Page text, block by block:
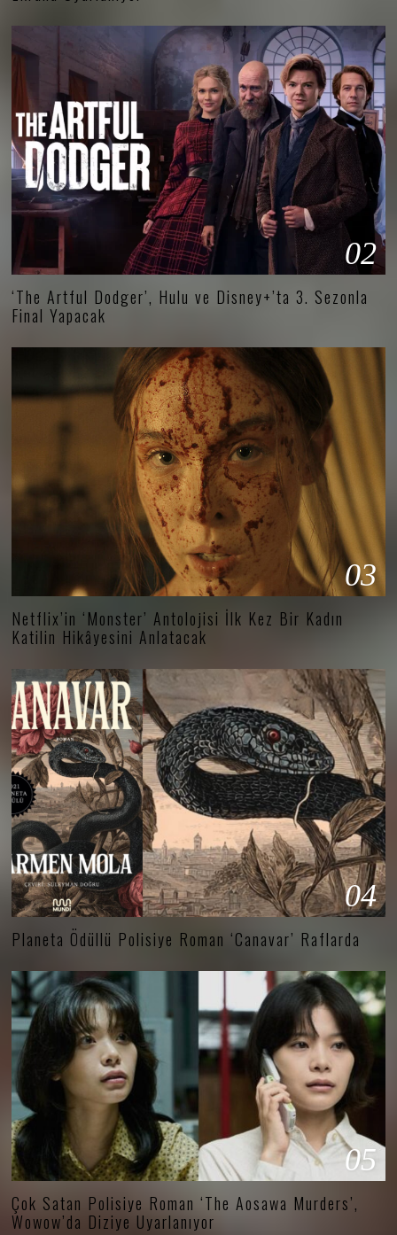
02
‘The Artful Dodger’, Hulu ve Disney+’ta 3. Sezonla
Final Yapacak
03
Netflix’in ‘Monster’ Antolojisi İlk Kez Bir Kadın
Katilin Hikâyesini Anlatacak
04
Planeta Ödüllü Polisiye Roman ‘Canavar’ Raflarda
05
Çok Satan Polisiye Roman ‘The Aosawa Murders’,
Wowow’da Diziye Uyarlanıyor